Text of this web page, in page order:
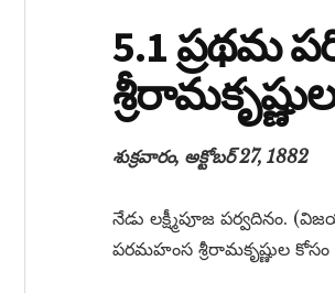
5.1 ప్రథమ
శుక్రవారం, అక్టోబర్ 27, 1882
నేడు లక్ష్మీపూజ పర్వదినం.
పరమహంస శ్రీరామకృష్ణుల